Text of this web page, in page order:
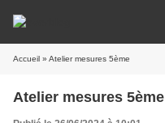
Accueil » Atelier mesures 5ème
Atelier mesures 5ème